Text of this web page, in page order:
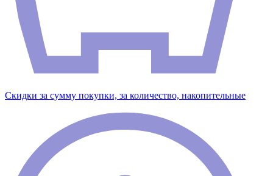
Скидки за сумму покупки, за количество, накопительные